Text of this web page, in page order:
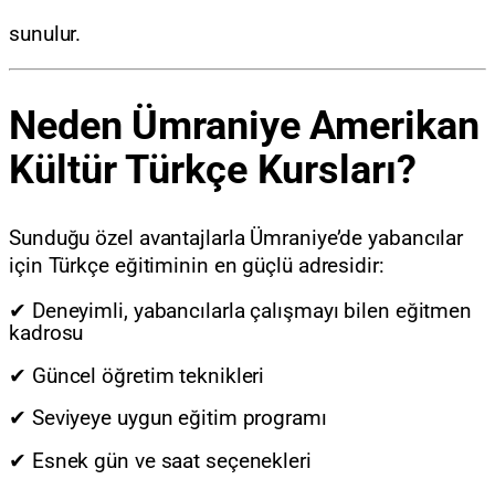
sunulur.
Neden Ümraniye Amerikan
Kültür Türkçe Kursları?
Sunduğu özel avantajlarla Ümraniye’de yabancılar
için Türkçe eğitiminin en güçlü adresidir:
✔ Deneyimli, yabancılarla çalışmayı bilen eğitmen
kadrosu
✔ Güncel öğretim teknikleri
✔ Seviyeye uygun eğitim programı
✔ Esnek gün ve saat seçenekleri